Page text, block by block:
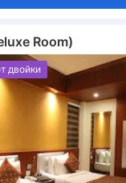
Room)
двойки